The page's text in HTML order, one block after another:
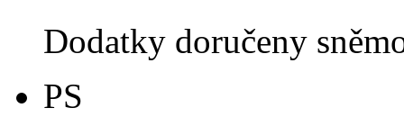
Dodatky doručeny
PS